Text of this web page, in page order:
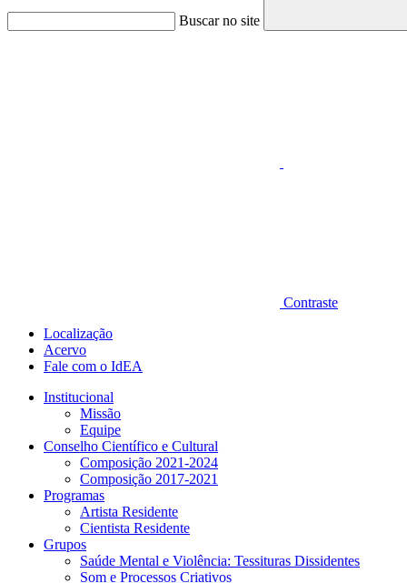
Buscar no site
Contraste
Localização
Acervo
Fale com o IdEA
Institucional
Missão
Equipe
Conselho Científico e Cultural
Composição 2021-2024
Composição 2017-2021
Programas
Artista Residente
Cientista Residente
Grupos
Saúde Mental e Violência: Tessituras Dissidentes
Som e Processos Criativos